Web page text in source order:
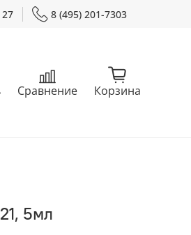
27 8 (495) 201-7303
Сравнение Корзина
5мл